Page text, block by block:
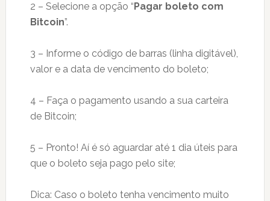
2 – Selecione a opção “Pagar boleto com
Bitcoin”.
3 – Informe o código de barras (linha digitável),
valor e a data de vencimento do boleto;
4 – Faça o pagamento usando a sua carteira
de Bitcoin;
5 – Pronto! Aí é só aguardar até 1 dia úteis para
que o boleto seja pago pelo site;
Dica: Caso o boleto tenha vencimento muito